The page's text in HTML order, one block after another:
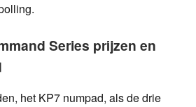
Series prijzen en
het KP7 numpad, als de drie